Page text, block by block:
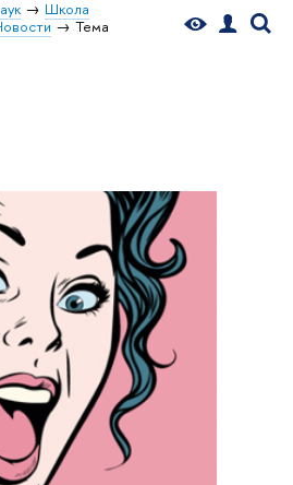
Школа
Тема